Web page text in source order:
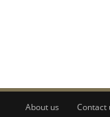
About us Contact